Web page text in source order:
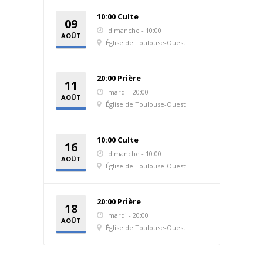
09
AOÛT
10:00 Culte
dimanche - 10:00
Église de Toulouse-Ouest
11
AOÛT
20:00 Prière
mardi - 20:00
Église de Toulouse-Ouest
16
AOÛT
10:00 Culte
dimanche - 10:00
Église de Toulouse-Ouest
18
AOÛT
20:00 Prière
mardi - 20:00
Église de Toulouse-Ouest